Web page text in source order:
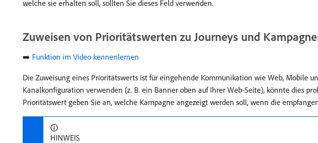
welche sie erhalten soll, sollten Sie dieses Feld verwenden.
Zuweisen von Prioritätswerten zu Journeys und
➡️ Funktion im Video kennenlernen
Die Zuweisung eines Prioritätswerts ist für eingehende Kommunikation wie Web, Mobile
Kanalkonfiguration verwenden (z. B. ein Banner oben auf Ihrer Web-Seite), könnte dies
Prioritätswert geben Sie an, welche Kampagne angezeigt werden soll, wenn die
HINWEIS